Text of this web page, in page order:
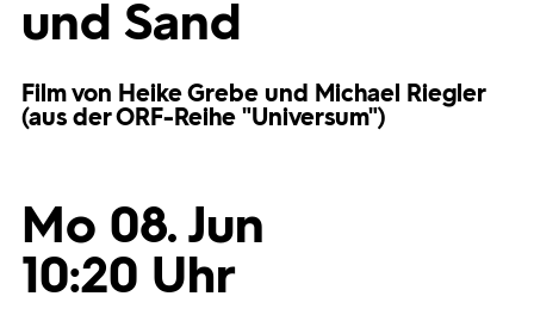
Bilder
Programmwochen
und Sand
Film von Heike Grebe und Michael Riegler
(aus der ORF-Reihe "Universum")
Mo 08. Jun
10:20 Uhr